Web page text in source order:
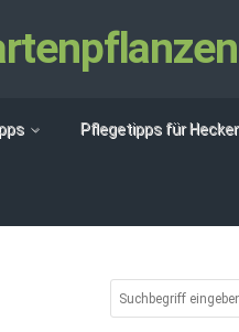
Pflegetipps für